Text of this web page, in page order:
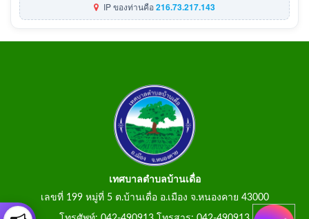
IP ของท่านคือ216.73.217.143
เทศบาลตำบลบ้านเดื่อ
เลขที่ 199 หมู่ที่ 5 ต.บ้านเดื่อ อ.เมือง จ.หนองคาย 43000